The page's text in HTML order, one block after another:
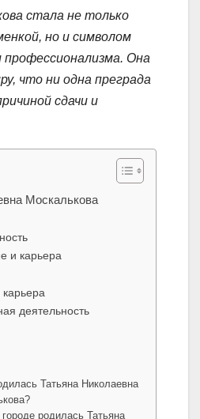
стала не только
но и символом
профессионализма. Она
что ни одна преграда
сдачи и
Москалькова
и карьера
деятельность
Татьяна Николаевна
родилась Татьяна